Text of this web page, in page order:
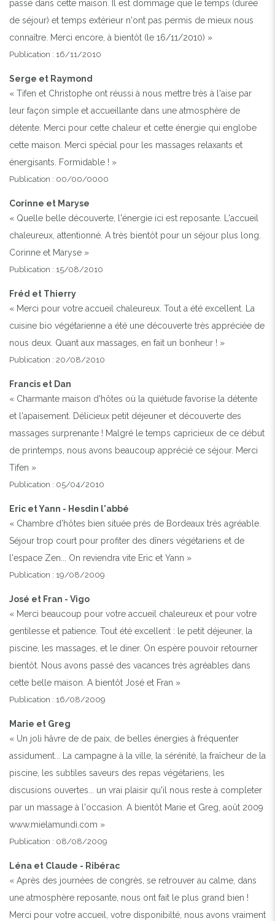
passé dans cette maison. Il est dommage que le temps (durée
de séjour) et temps extérieur n'ont pas permis de mieux nous
connaître. Merci encore, à bientôt (le 16/11/2010) »
Publication : 16/11/2010
Serge et Raymond
« Tifen et Christophe ont réussi à nous mettre très à l'aise par
leur façon simple et accueillante dans une atmosphère de
détente. Merci pour cette chaleur et cette énergie qui englobe
cette maison. Merci spécial pour les massages relaxants et
énergisants. Formidable ! »
Publication : 00/00/0000
Corinne et Maryse
« Quelle belle découverte, l'énergie ici est reposante. L'accueil
chaleureux, attentionné. A très bientôt pour un séjour plus long.
Corinne et Maryse »
Publication : 15/08/2010
Fréd et Thierry
« Merci pour votre accueil chaleureux. Tout a été excellent. La
cuisine bio végétarienne a été une découverte très appréciée de
nous deux. Quant aux massages, en fait un bonheur ! »
Publication : 20/08/2010
Francis et Dan
« Charmante maison d'hôtes où la quiétude favorise la détente
et l'apaisement. Délicieux petit déjeuner et découverte des
massages surprenante ! Malgré le temps capricieux de ce début
de printemps, nous avons beaucoup apprécié ce séjour. Merci
Tifen »
Publication : 05/04/2010
Eric et Yann - Hesdin l'abbé
« Chambre d'hôtes bien située près de Bordeaux très agréable.
Séjour trop court pour profiter des dîners végétariens et de
l'espace Zen... On reviendra vite Eric et Yann »
Publication : 19/08/2009
José et Fran - Vigo
« Merci beaucoup pour votre accueil chaleureux et pour votre
gentilesse et patience. Tout été excellent : le petit déjeuner, la
piscine, les massages, et le diner. On espère pouvoir retourner
bientôt. Nous avons passé des vacances très agréables dans
cette belle maison. A bientôt José et Fran »
Publication : 16/08/2009
Marie et Greg
« Un joli hâvre de de paix, de belles énergies à fréquenter
assidument... La campagne à la ville, la sérénité, la fraîcheur de la
piscine, les subtiles saveurs des repas végétariens, les
discusions ouvertes... un vrai plaisir qu'il nous reste à completer
par un massage à l'occasion. A bientôt Marie et Greg, août 2009
www.mielamundi.com »
Publication : 08/08/2009
Léna et Claude - Ribérac
« Après des journées de congrès, se retrouver au calme, dans
une atmosphère reposante, nous ont fait le plus grand bien !
Merci pour votre accueil, votre disponibilté, nous avons vraiment